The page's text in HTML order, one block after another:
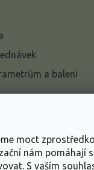
moct
nám pomáhají
S vaším
a balení
osobních